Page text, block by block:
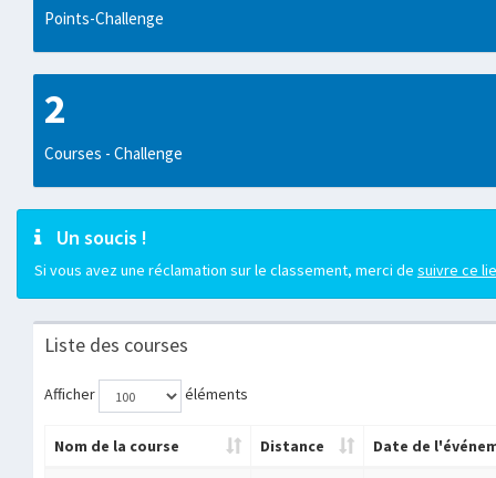
Points-Challenge
2
Courses - Challenge
Un soucis !
Si vous avez une réclamation sur le classement, merci de suivre ce
Liste des courses
Afficher éléments
Nom de la course Distance Date de